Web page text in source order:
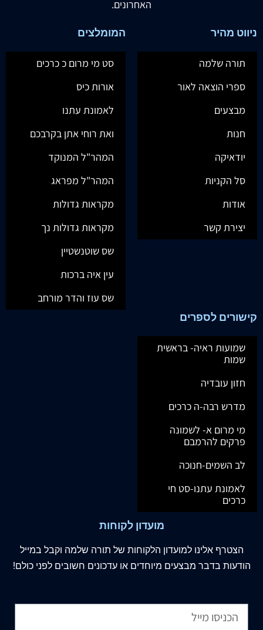
האחרונים.
ניווט מהיר
תורה שלמה
ספרי הוצאה לאור
מבצעים
חנות
יודאיקה
סל הקניות
אודות
יצירת קשר
המומלצים
סט מי מרום כ כרכים
אורות כיס
לאמונת עתנו
ואת רוחי אתן בקרבכם
המהר"ל המנוקד
המהר"ל מפראג
מקראות גדולות
מקראות גדולות נך
שס שוטנשטיין
עין איה ברכות
שס עוז והדר מורחב
קישורים לספרים
שמועות ראיה- בראשית
שמות
חזון עובדיה
מדרש רבה-ה כרכים
מי מרום א- לשמונה
פרקים להרמבם
לב השמים-חנוכה
לאמונת עתנו-סט חי
כרכים
מועדון לקוחות
הצטרף אלינו למועדון הלקוחות של תורה שלמה וקבל במייל
הודעות בדבר מבצעים מיוחדים או עדכונים חשובים לפני כולם!